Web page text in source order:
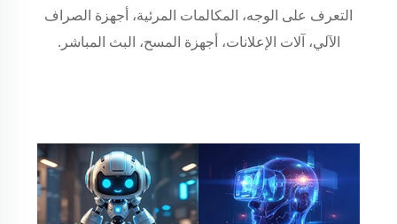
التعرف على الوجه، المكالمات المرئية، أجهزة الصراف
الآلي، آلات الإعلانات، أجهزة المسح، البث المباشر.